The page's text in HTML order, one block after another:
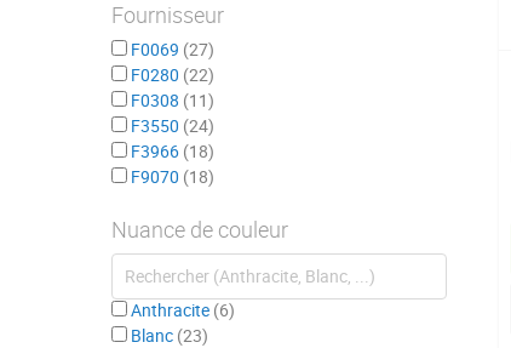
Fournisseur
F0069 27
F0280 22
F0308 11
F3550 24
F3966 18
F9070 18
Nuance de couleur
Anthracite 6
Blanc 23